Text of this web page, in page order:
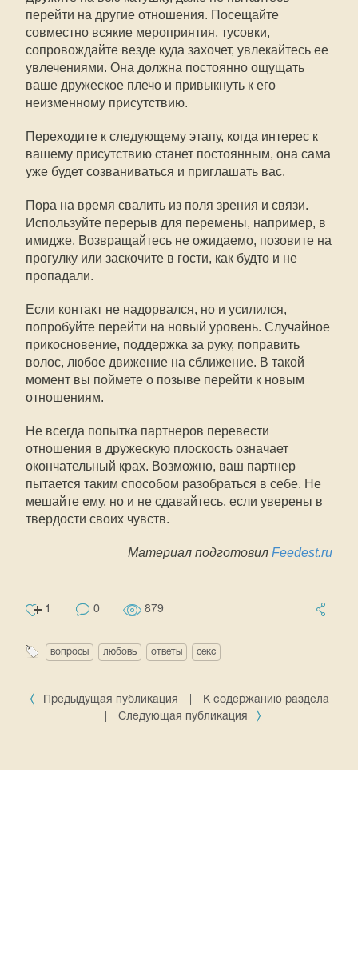
перейти на другие отношения. Посещайте
совместно всякие мероприятия, тусовки,
сопровождайте везде куда захочет, увлекайтесь ее
увлечениями. Она должна постоянно ощущать
ваше дружеское плечо и привыкнуть к его
неизменному присутствию.
Переходите к следующему этапу, когда интерес к
вашему присутствию станет постоянным, она сама
уже будет созваниваться и приглашать вас.
Пора на время свалить из поля зрения и связи.
Используйте перерыв для перемены, например, в
имидже. Возвращайтесь не ожидаемо, позовите на
прогулку или заскочите в гости, как будто и не
пропадали.
Если контакт не надорвался, но и усилился,
попробуйте перейти на новый уровень. Случайное
прикосновение, поддержка за руку, поправить
волос, любое движение на сближение. В такой
момент вы поймете о позыве перейти к новым
отношениям.
Не всегда попытка партнеров перевести
отношения в дружескую плоскость означает
окончательный крах. Возможно, ваш партнер
пытается таким способом разобраться в себе. Не
мешайте ему, но и не сдавайтесь, если уверены в
твердости своих чувств.
Материал подготовил Feedest.ru
1 0 879
вопросы любовь ответы секс
Предыдущая публикация
К содержанию раздела
Следующая публикация